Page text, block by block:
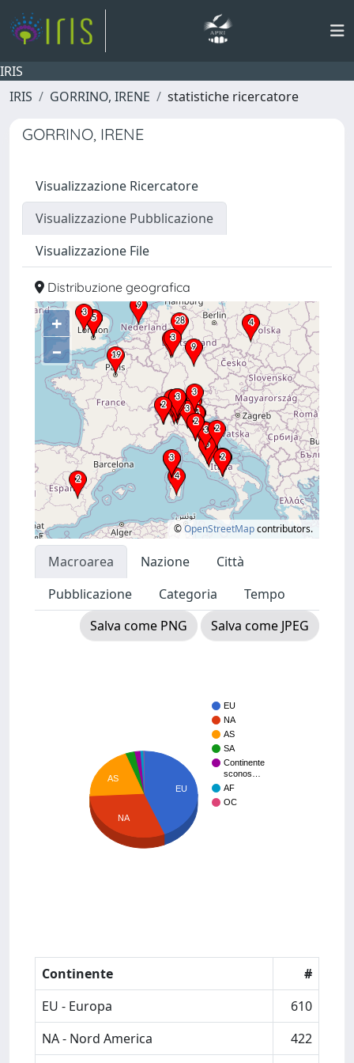
IRIS
IRIS
GORRINO, IRENE statistiche ricercatore
GORRINO, IRENE
Visualizzazione Ricercatore
Visualizzazione Pubblicazione
Visualizzazione File
Distribuzione geografica
+
–
©OpenStreetMapcontributors.
Macroarea Nazione
Città
Pubblicazione
Categoria
Tempo
Salva come PNG
Salva come JPEG
EU
NA
AS
SA
Continente
sconos…
AF
OC
EU
AS
NA
Continente
#
EU - Europa
610
NA - Nord America
422